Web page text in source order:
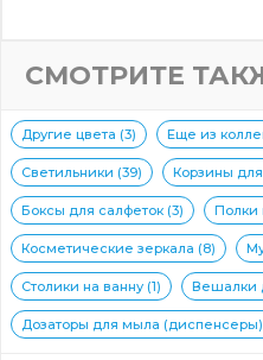
СМОТРИТЕ
Другие цвета (3) Еще из
Светильники (39) Корзины
Боксы для салфеток (3) Полки
Косметические зеркала (8)
Столики на ванну (1) Вешалки
Дозаторы для мыла (диспенсеры)